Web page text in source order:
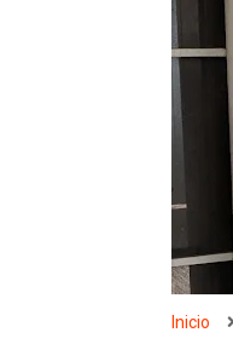
Inicio